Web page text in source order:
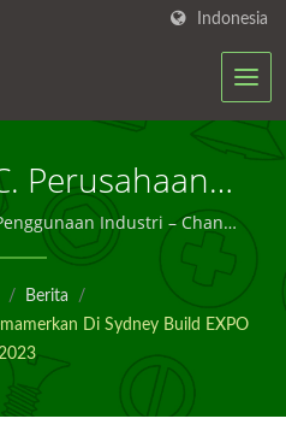
Indonesia
Perusahaan
Di Sydney
2023 | Solusi
Yang
Konstruksi
Chin C.
Industri – Chan
C.
/ Berita
/
Di Sydney Build EXPO